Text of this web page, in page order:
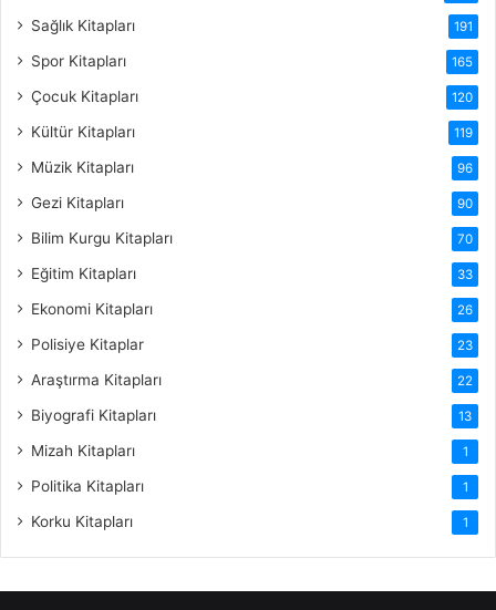
Sağlık Kitapları 191
Spor Kitapları 165
Çocuk Kitapları 120
Kültür Kitapları 119
Müzik Kitapları 96
Gezi Kitapları 90
Bilim Kurgu Kitapları 70
Eğitim Kitapları 33
Ekonomi Kitapları 26
Polisiye Kitaplar 23
Araştırma Kitapları 22
Biyografi Kitapları 13
Mizah Kitapları 1
Politika Kitapları 1
Korku Kitapları 1